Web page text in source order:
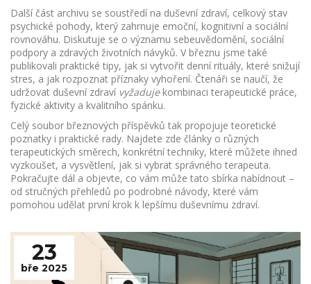
Další část archivu se soustředí na duševní zdraví, celkový stav
psychické pohody, který zahrnuje emoční, kognitivní a sociální
rovnováhu. Diskutuje se o významu sebeuvědomění, sociální
podpory a zdravých životních návyků. V březnu jsme také
publikovali praktické tipy, jak si vytvořit denní rituály, které snižují
stres, a jak rozpoznat příznaky vyhoření. Čtenáři se naučí, že
udržovat duševní zdraví vyžadujekombinaci terapeutické práce,
fyzické aktivity a kvalitního spánku.
Celý soubor březnových příspěvků tak propojuje teoretické
poznatky i praktické rady. Najdete zde články o různých
terapeutických směrech, konkrétní techniky, které můžete ihned
vyzkoušet, a vysvětlení, jak si vybrat správného terapeuta.
Pokračujte dál a objevte, co vám může tato sbírka nabídnout –
od stručných přehledů po podrobné návody, které vám
pomohou udělat první krok k lepšímu duševnímu zdraví.
23
bře 2025